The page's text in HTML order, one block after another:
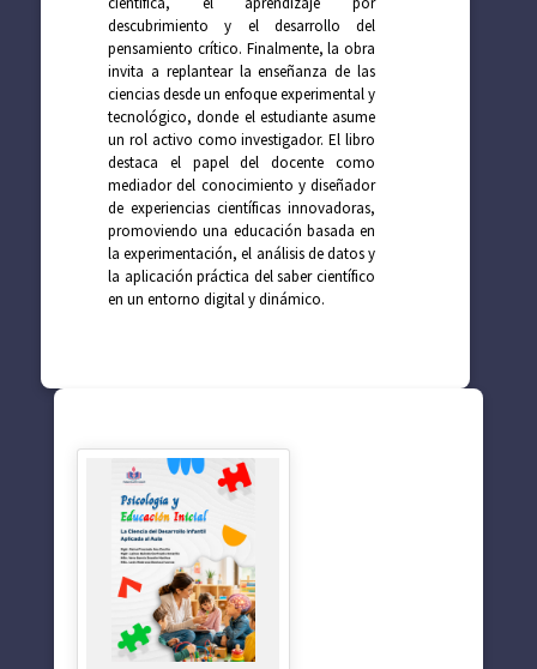
descubrimiento y el desarrollo del
pensamiento crítico. Finalmente, la obra
invita a replantear la enseñanza de las
ciencias desde un enfoque experimental y
tecnológico, donde el estudiante asume
un rol activo como investigador. El libro
destaca el papel del docente como
mediador del conocimiento y diseñador
de experiencias científicas innovadoras,
promoviendo una educación basada en
la experimentación, el análisis de datos y
la aplicación práctica del saber científico
en un entorno digital y dinámico.